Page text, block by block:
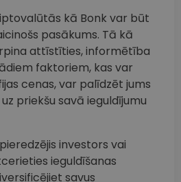
kā Bonk var būt
pasākums. Tā kā
attīstīties, informētība
faktoriem, kas var
cenas, var palīdzēt jums
priekšu savā ieguldījumu
investors vai
ieguldīšanas
savus